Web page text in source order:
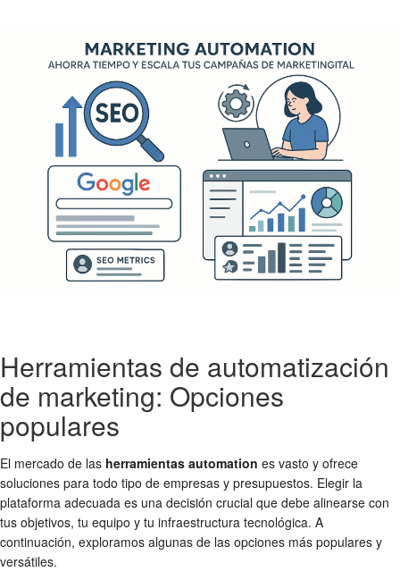
Herramientas de automatización
de marketing: Opciones
populares
El mercado de las herramientas automation es vasto y ofrece
soluciones para todo tipo de empresas y presupuestos. Elegir la
plataforma adecuada es una decisión crucial que debe alinearse con
tus objetivos, tu equipo y tu infraestructura tecnológica. A
continuación, exploramos algunas de las opciones más populares y
versátiles.